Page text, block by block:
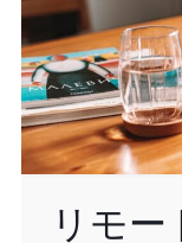
リモ